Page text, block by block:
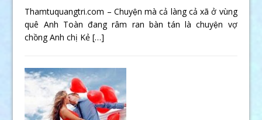
Thamtuquangtri.com – Chuyện mà cả làng cả xã ở vùng
quê Anh Toàn đang râm ran bàn tán là chuyện vợ
chồng Anh chị Kẻ[…]